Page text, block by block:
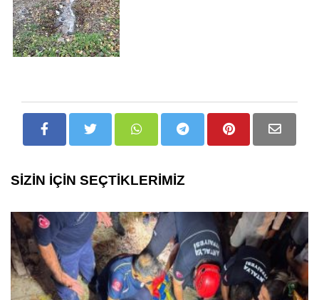
SİZİN İÇİN SEÇTİKLERİMİZ